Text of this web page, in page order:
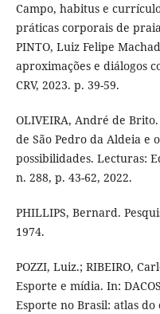
Campo, habitus e
práticas corporais de
PINTO, Luiz Felipe
aproximações e diálogos
CRV, 2023. p. 39-59.
OLIVEIRA, André de Brito.
de São Pedro da Aldeia e
possibilidades. Lecturas:
n. 288, p. 43-62, 2022.
PHILLIPS, Bernard.
1974.
POZZI, Luiz.; RIBEIRO,
Esporte e mídia. In:
Esporte no Brasil: atlas do